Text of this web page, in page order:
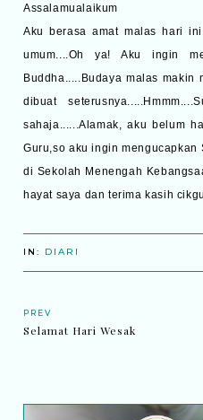
Assalamualaikum
Aku berasa amat malas hari
umum....Oh ya! Aku ingin
Buddha.....Budaya malas
dibuat
sahaja......Alamak, aku belum
Guru,so aku ingin mengucapkan
di Sekolah Menengah
hayat saya dan terima kasih
IN: DIARI
PREV
Selamat Hari Wesak